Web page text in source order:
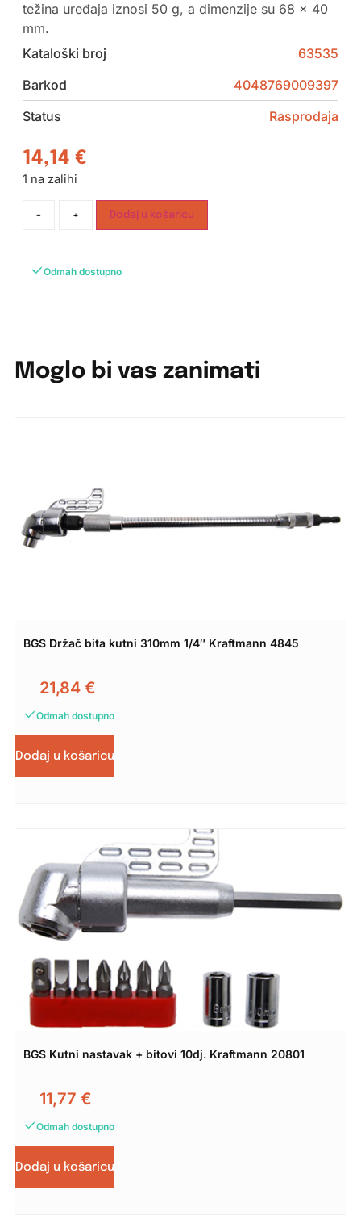
težina uređaja iznosi 50 g, a dimenzije su 68 x 40
mm.
Kataloški broj
63535
Barkod
4048769009397
Status
Rasprodaja
14,14 €
1 na zalihi
- + Dodaj u košaricu
Odmah dostupno
Moglo bi vas zanimati
BGS Držač bita kutni 310mm 1/4″ Kraftmann 4845
21,84 €
Odmah dostupno
Dodaj u košaricu
BGS Kutni nastavak + bitovi 10dj. Kraftmann 20801
11,77 €
Odmah dostupno
Dodaj u košaricu